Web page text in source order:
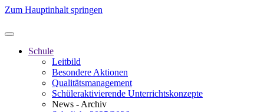
Zum Hauptinhalt springen
Schule
Leitbild
Besondere Aktionen
Qualitätsmanagement
Schüleraktivierende Unterrichtskonzepte
News - Archiv